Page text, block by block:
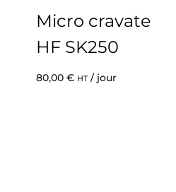
Micro cravate
HF SK250
80,00 € HT/ jour